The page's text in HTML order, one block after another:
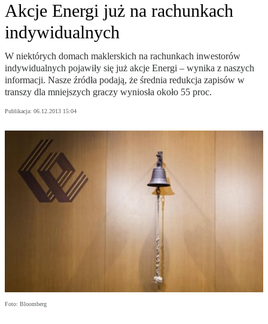
Akcje Energi już na rachunkach
indywidualnych
W niektórych domach maklerskich na rachunkach inwestorów
indywidualnych pojawiły się już akcje Energi – wynika z naszych
informacji. Nasze źródła podają, że średnia redukcja zapisów w
transzy dla mniejszych graczy wyniosła około 55 proc.
Publikacja: 06.12.2013 15:04
Foto: Bloomberg